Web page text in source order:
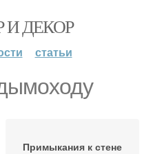
И ДЕКОР
статьи
Примыкания к стене